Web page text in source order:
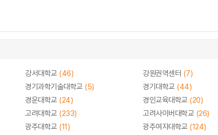
강서대학교 (46) 강원권역센터 (7)
경기과학기술대학교 (5) 경기대학교 (44)
경운대학교 (24) 경인교육대학교 (20)
고려대학교 (233) 고려사이버대학교 (26)
광주대학교 (11) 광주여자대학교 (124)